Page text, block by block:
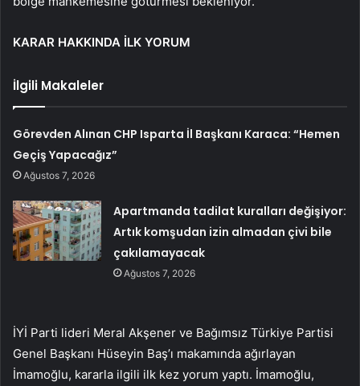
KARAR HAKKINDA İLK YORUM
İlgili Makaleler
Görevden Alınan CHP Isparta İl Başkanı Karaca: “Hemen
Geçiş Yapacağız”
Ağustos 7, 2026
Apartmanda tadilat kuralları değişiyor:
Artık komşudan izin almadan çivi bile
çakılamayacak
Ağustos 7, 2026
İYİ Parti lideri Meral Akşener ve Bağımsız Türkiye Partisi
Genel Başkanı Hüseyin Baş’ı makamında ağırlayan
İmamoğlu, kararla ilgili ilk kez yorum yaptı. İmamoğlu,